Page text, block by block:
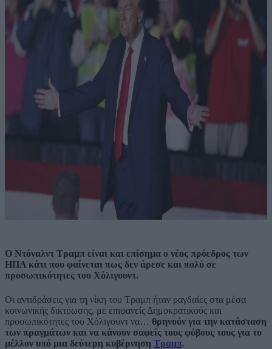
Ο Ντόναλντ Τραμπ είναι και επίσημα ο νέος πρόεδρος των
ΗΠΑ κάτι που φαίνεται πως δεν άρεσε και πολύ σε
προσωπικότητες του Χόλιγουντ.
Οι αντιδράσεις για τη νίκη του Τραμπ ήταν ραγδαίες στα μέσα
κοινωνικής δικτύωσης, με επιφανείς Δημοκρατικούς και
προσωπικότητες του Χόλιγουντ να… θρηνούν για την κατάσταση
των πραγμάτων και να κάνουν σαφείς τους φόβους τους για το
μέλλον υπό μια δεύτερη κυβέρνηση Τραμπ.